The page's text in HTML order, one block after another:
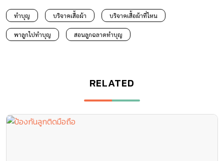
ทำบุญ บริจาคเสื้อผ้า บริจาคเสื้อผ้าที่ไหน
พาลูกไปทำบุญ สอนลูกฉลาดทำบุญ
RELATED